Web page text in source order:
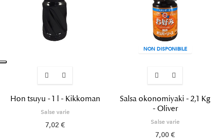
Hon tsuyu - 1 l - Kikkoman
Salse varie
7,02 €
NON DISPONIBILE
Salsa okonomiyaki - 2,1 Kg
- Oliver
Salse varie
7,00 €